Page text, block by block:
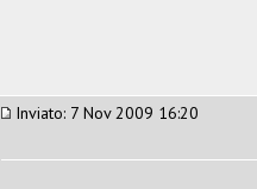
Inviato: 7 Nov 2009 16:20